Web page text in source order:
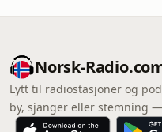
Norsk-
Lytt til radiostasjoner og
by, sjanger eller stemning